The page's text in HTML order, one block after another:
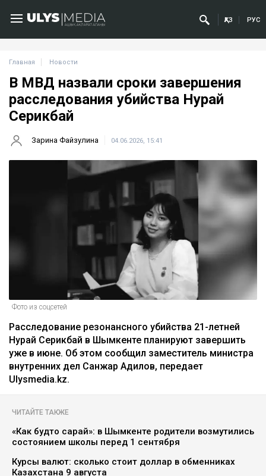
ҚАЗ РУС
Главная Новости
В МВД назвали сроки завершения
расследования убийства Нурай
Серикбай
Зарина Файзулина 04.06.2026, 15:41
Фото из соцсетей
Расследование резонансного убийства 21-летней
Нурай Серикбай в Шымкенте планируют завершить
уже в июне. Об этом сообщил заместитель министра
внутренних дел Санжар Адилов, передает
Ulysmedia.kz.
ЧИТАЙТЕ ТАКЖЕ
«Как будто сарай»: в Шымкенте родители возмутились
состоянием школы перед 1 сентября
Курсы валют: сколько стоит доллар в обменниках
Казахстана 9 августа